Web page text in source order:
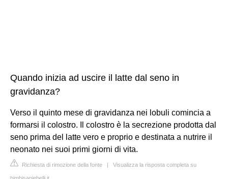
Quando inizia ad uscire il latte dal seno in
gravidanza?
Verso il quinto mese di gravidanza nei lobuli comincia a
formarsi il colostro. Il colostro è la secrezione prodotta dal
seno prima del latte vero e proprio e destinata a nutrire il
neonato nei suoi primi giorni di vita.
Richiesta di rimozione della fonte | Visualizza la risposta completa su